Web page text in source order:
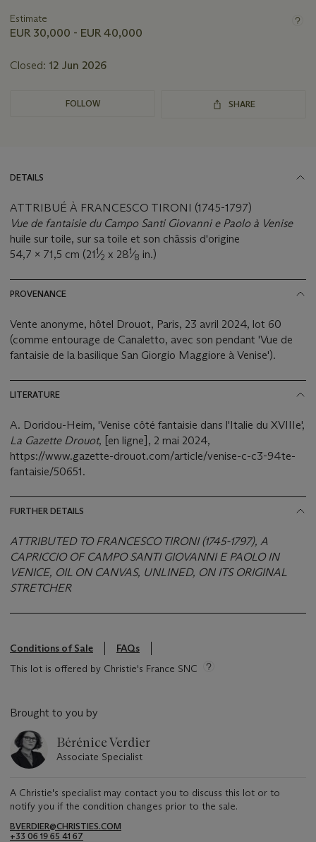
lot
Estimate
EUR 30,000 - EUR 40,000
Closed: 12 Jun 2026
FOLLOW SHARE
DETAILS
ATTRIBUÉ À FRANCESCO TIRONI (1745-1797)
Vue de fantaisie du Campo Santi Giovanni e Paolo à Venise
huile sur toile, sur sa toile et son châssis d'origine
54,7 x 71,5 cm (211⁄2 x 281⁄8 in.)
PROVENANCE
Vente anonyme, hôtel Drouot, Paris, 23 avril 2024, lot 60
(comme entourage de Canaletto, avec son pendant 'Vue de
fantaisie de la basilique San Giorgio Maggiore à Venise').
LITERATURE
A. Doridou-Heim, 'Venise côté fantaisie dans l'Italie du XVIIIe',
La Gazette Drouot, [en ligne], 2 mai 2024,
https://www.gazette-drouot.com/article/venise-c-c3-94te-
fantaisie/50651.
FURTHER DETAILS
ATTRIBUTED TO FRANCESCO TIRONI (1745-1797), A
CAPRICCIO OF CAMPO SANTI GIOVANNI E PAOLO IN
VENICE, OIL ON CANVAS, UNLINED, ON ITS ORIGINAL
STRETCHER
Conditions of Sale
FAQs
This lot is offered by Christie's France SNC
Brought to you by
Bérénice Verdier
Associate Specialist
A Christie's specialist may contact you to discuss this lot or to
notify you if the condition changes prior to the sale.
BVERDIER@CHRISTIES.COM
+33 06 19 65 41 67